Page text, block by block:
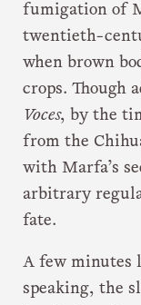
fumigation of
twentieth-
when brown
crops. Though
Voces, by the
from the
with Marfa’s
arbitrary
fate.
A few minutes
speaking, the